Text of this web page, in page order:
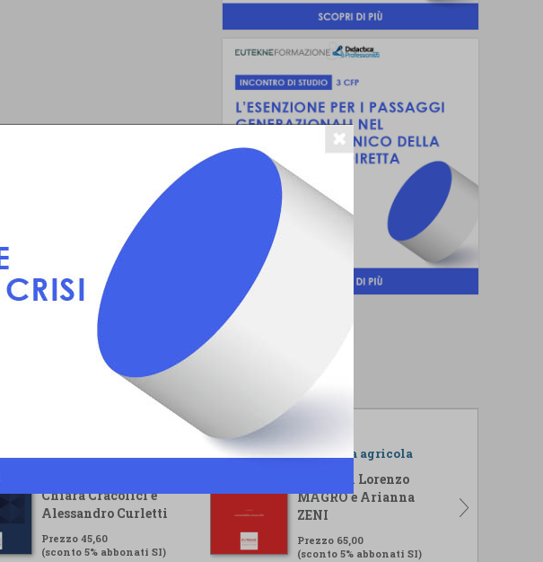
Chiara Cracolici e
Alessandro Curletti
Prezzo 45,60
(sconto 5% abbonati SI)
L'impresa agricola
A cura di Lorenzo
MAGRO e Arianna
ZENI
Prezzo 65,00
(sconto 5% abbonati SI)